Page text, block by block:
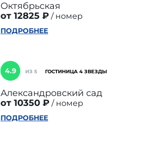
Октябрьская
от 12825 ₽
номер
ПОДРОБНЕЕ
4.9 ИЗ 5 ГОСТИНИЦА 4 ЗВЕЗДЫ
Александровский сад
от 10350 ₽
номер
ПОДРОБНЕЕ